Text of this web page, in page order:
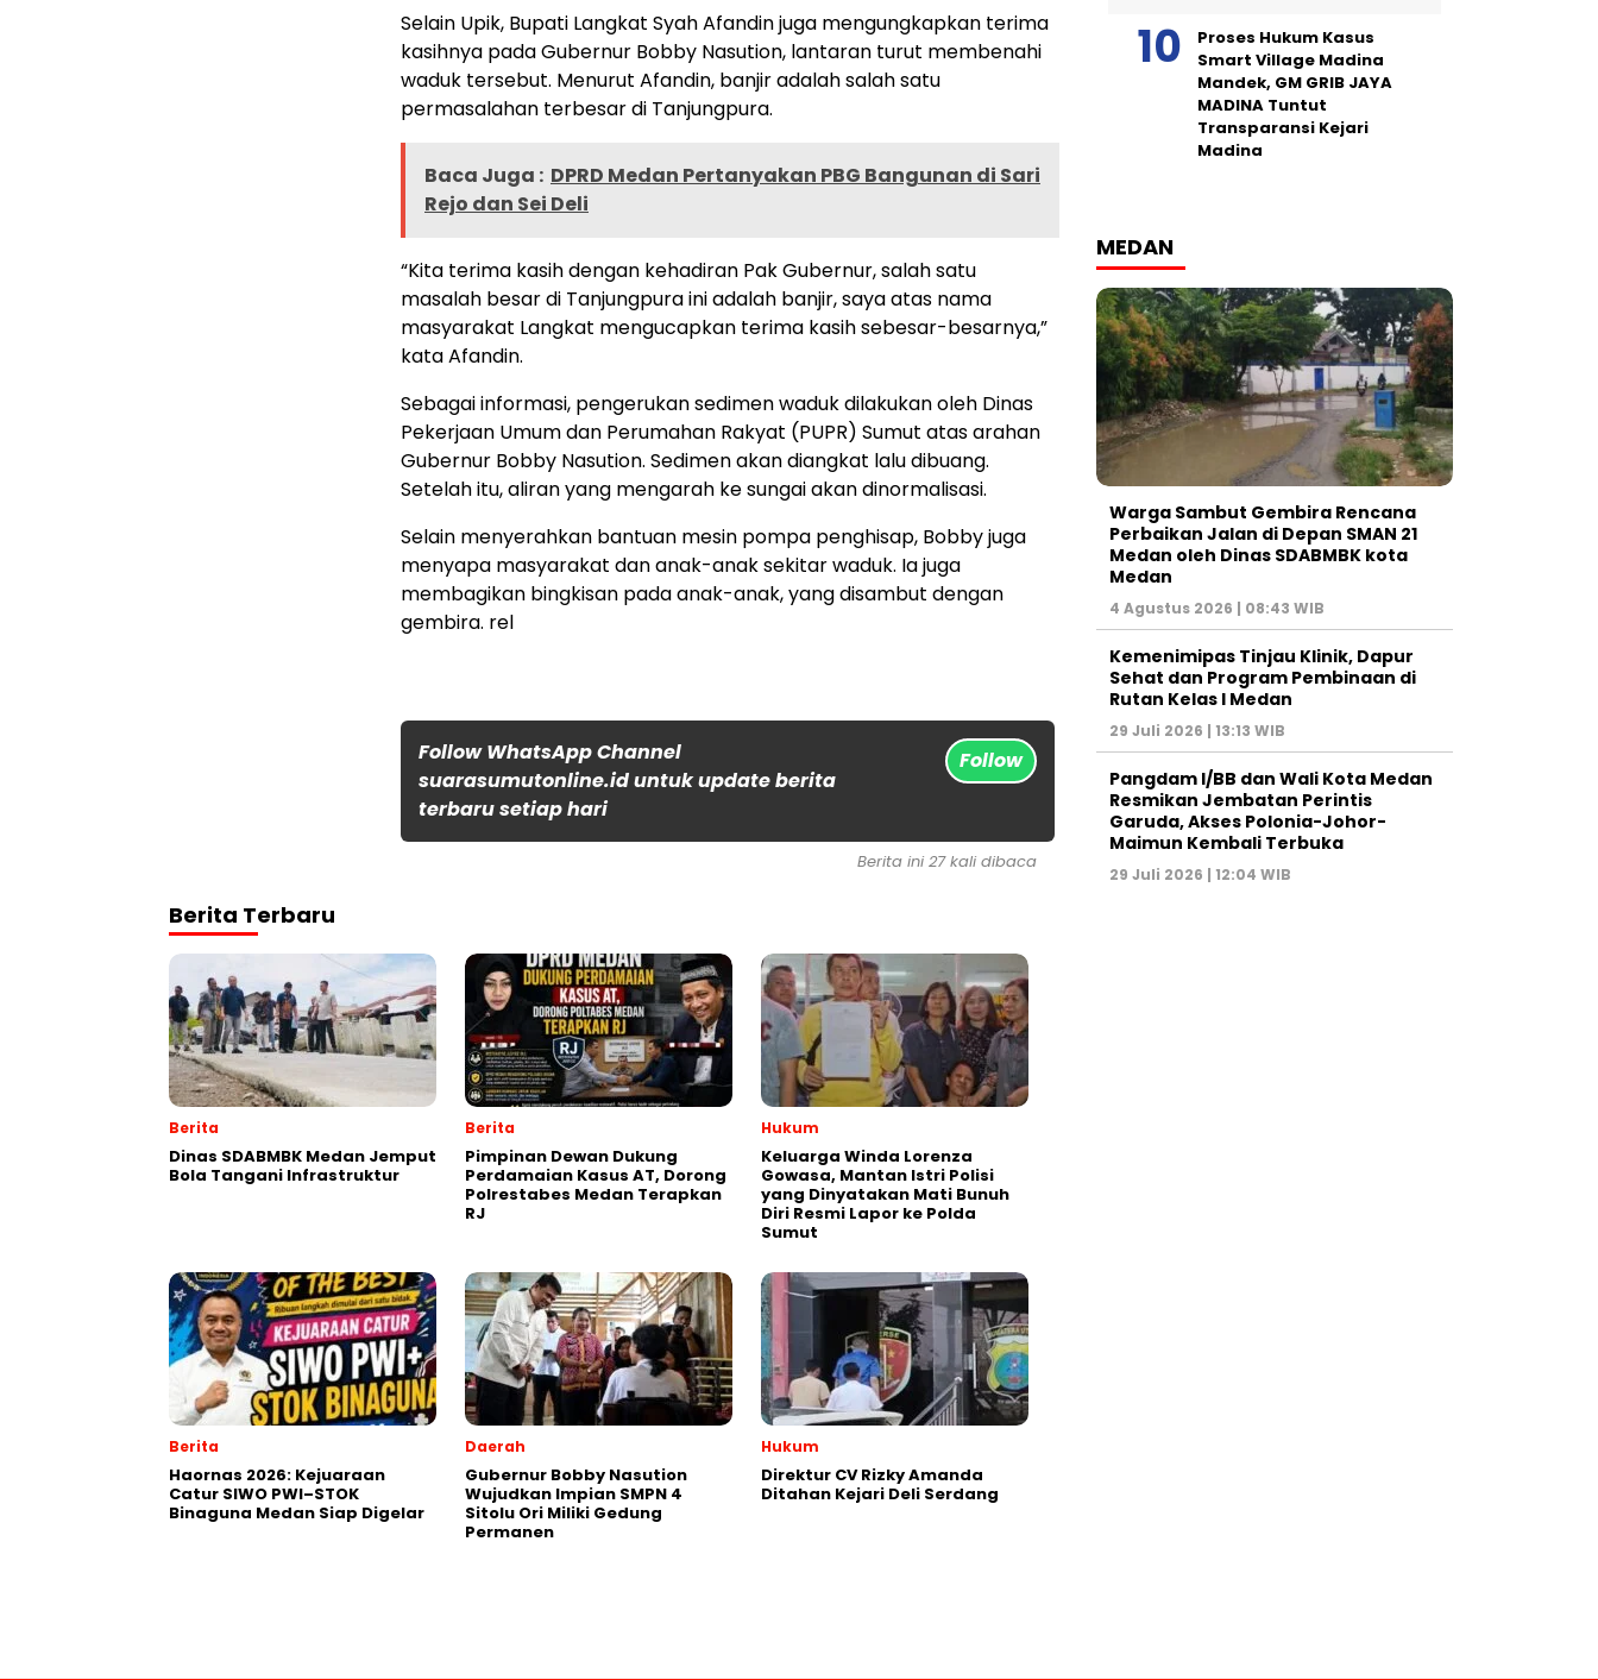
Selain Upik, Bupati Langkat Syah Afandin juga mengungkapkan terima
kasihnya pada Gubernur Bobby Nasution, lantaran turut membenahi
waduk tersebut. Menurut Afandin, banjir adalah salah satu
permasalahan terbesar di Tanjungpura.
Baca Juga : DPRD Medan Pertanyakan PBG Bangunan di Sari
Rejo dan Sei Deli
“Kita terima kasih dengan kehadiran Pak Gubernur, salah satu
masalah besar di Tanjungpura ini adalah banjir, saya atas nama
masyarakat Langkat mengucapkan terima kasih sebesar-besarnya,”
kata Afandin.
Sebagai informasi, pengerukan sedimen waduk dilakukan oleh Dinas
Pekerjaan Umum dan Perumahan Rakyat (PUPR) Sumut atas arahan
Gubernur Bobby Nasution. Sedimen akan diangkat lalu dibuang.
Setelah itu, aliran yang mengarah ke sungai akan dinormalisasi.
Selain menyerahkan bantuan mesin pompa penghisap, Bobby juga
menyapa masyarakat dan anak-anak sekitar waduk. Ia juga
membagikan bingkisan pada anak-anak, yang disambut dengan
gembira. rel
Follow WhatsApp Channel
suarasumutonline.id untuk update berita
terbaru setiap hari
Follow
Berita ini 27 kali dibaca
Berita Terbaru
Berita
Dinas SDABMBK Medan Jemput
Bola Tangani Infrastruktur
Berita
Pimpinan Dewan Dukung
Perdamaian Kasus AT, Dorong
Polrestabes Medan Terapkan
RJ
Hukum
Keluarga Winda Lorenza
Gowasa, Mantan Istri Polisi
yang Dinyatakan Mati Bunuh
Diri Resmi Lapor ke Polda
Sumut
Berita
Haornas 2026: Kejuaraan
Catur SIWO PWI–STOK
Binaguna Medan Siap Digelar
Daerah
Gubernur Bobby Nasution
Wujudkan Impian SMPN 4
Sitolu Ori Miliki Gedung
Permanen
Hukum
Direktur CV Rizky Amanda
Ditahan Kejari Deli Serdang
Proses Hukum Kasus
Smart Village Madina
Mandek, GM GRIB JAYA
MADINA Tuntut
Transparansi Kejari
Madina
MEDAN
Warga Sambut Gembira Rencana
Perbaikan Jalan di Depan SMAN 21
Medan oleh Dinas SDABMBK kota
Medan
4 Agustus 2026 | 08:43 WIB
Kemenimipas Tinjau Klinik, Dapur
Sehat dan Program Pembinaan di
Rutan Kelas I Medan
29 Juli 2026 | 13:13 WIB
Pangdam I/BB dan Wali Kota Medan
Resmikan Jembatan Perintis
Garuda, Akses Polonia-Johor-
Maimun Kembali Terbuka
29 Juli 2026 | 12:04 WIB